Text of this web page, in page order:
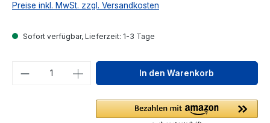
Preise inkl. MwSt. zzgl. Versandkosten
Sofort verfügbar, Lieferzeit: 1-3 Tage
Produkt Anzahl: Gib denIn den Warenkorb